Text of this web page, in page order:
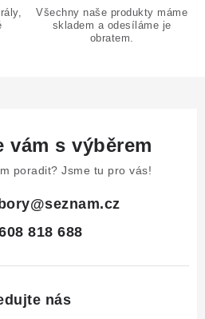
Všechny naše produkty máme
skladem a odesíláme je
obratem.
vám s výběrem
poradit? Jsme tu pro vás!
@seznam.cz
818 688